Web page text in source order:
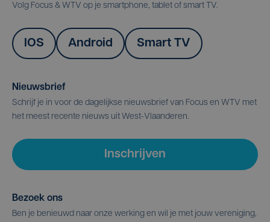
Volg Focus & WTV op je smartphone, tablet of smart TV.
IOS Android Smart TV
Nieuwsbrief
Schrijf je in voor de dagelijkse nieuwsbrief van Focus en WTV met
het meest recente nieuws uit West-Vlaanderen.
Inschrijven
Bezoek ons
Ben je benieuwd naar onze werking en wil je met jouw vereniging,